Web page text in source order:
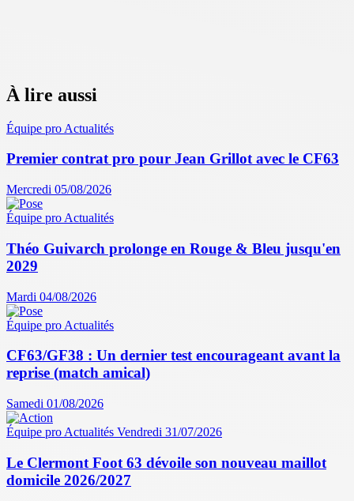
À lire aussi
Équipe pro Actualités
Premier contrat pro pour Jean Grillot avec le CF63
Mercredi 05/08/2026
Équipe pro Actualités
Théo Guivarch prolonge en Rouge & Bleu jusqu'en
2029
Mardi 04/08/2026
Équipe pro Actualités
CF63/GF38 : Un dernier test encourageant avant la
reprise (match amical)
Samedi 01/08/2026
Équipe pro Actualités Vendredi 31/07/2026
Le Clermont Foot 63 dévoile son nouveau maillot
domicile 2026/2027